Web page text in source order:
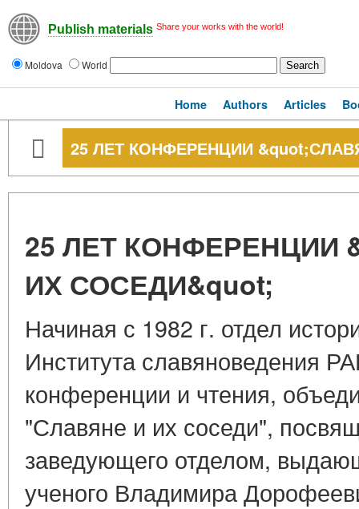
Publish materials Share your works with the world!
Moldova World
Home Authors Articles
25 ЛЕТ КОНФЕРЕНЦИИ
25 ЛЕТ КОНФЕРЕНЦИИ
ИХ СОСЕДИ&quot;
Начиная с 1982 г. отдел
Института славяноведения
конференции и чтения,
"Славяне и их соседи",
заведующего отделом,
ученого Владимира